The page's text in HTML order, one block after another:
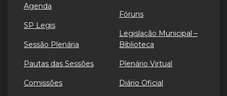
Agenda
SP Legis
Sessão Plenária
Pautas das Sessões
Comissões
Fóruns
Legislação Municipal –
Biblioteca
Plenário Virtual
Diário Oficial